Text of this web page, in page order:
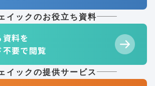
イックのお役立ち資料
料を
要で閲覧
イックの提供サービス